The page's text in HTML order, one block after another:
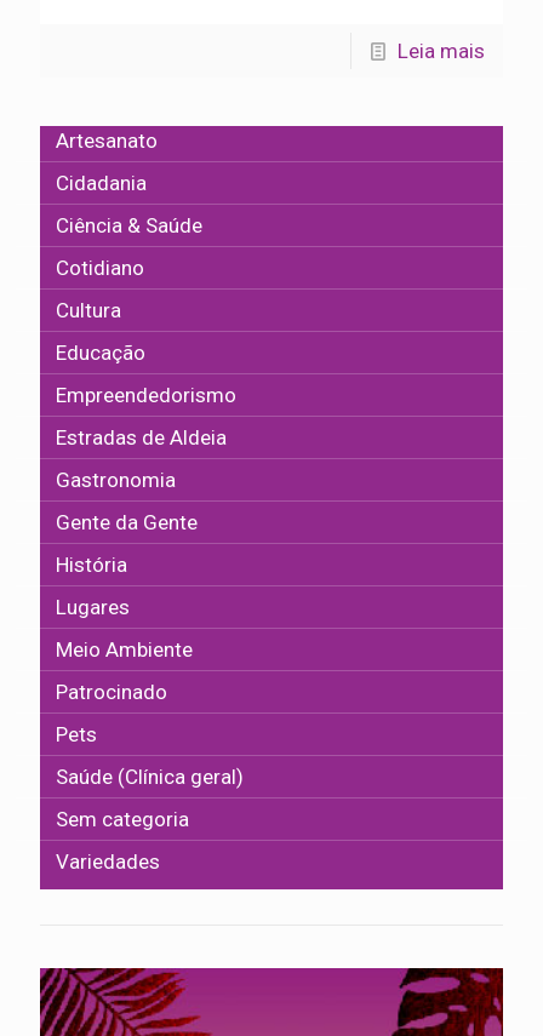
Leia mais
Artesanato
Cidadania
Ciência & Saúde
Cotidiano
Cultura
Educação
Empreendedorismo
Estradas de Aldeia
Gastronomia
Gente da Gente
História
Lugares
Meio Ambiente
Patrocinado
Pets
Saúde (Clínica geral)
Sem categoria
Variedades